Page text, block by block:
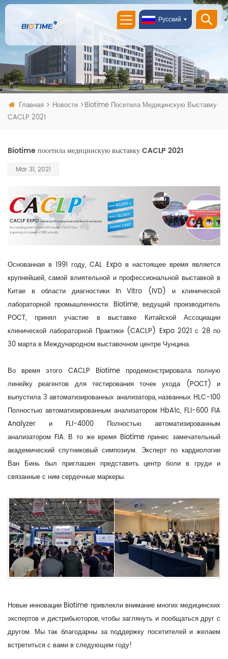
Русский
Главная Новости
Biotime Посетила Медицинскую Выставку
CACLP 2021
Biotime посетила медицинскую выставку CACLP 2021
Mar 31, 2021
Основанная в 1991 году, CAL Expo в настоящее время является
крупнейшей, самой влиятельной и профессиональной выставкой в
Китае в области диагностики In Vitro (IVD) и клинической
лабораторной промышленности. Biotime, ведущий производитель
POCT, принял участие в выставке Китайской Ассоциации
клинической лабораторной Практики (CACLP) Expo 2021 с 28 по
30 марта в Международном выставочном центре Чунцина.
Во время этого CACLP Biotime продемонстрировала полную
линейку реагентов для тестирования точек ухода (POCT) и
выпустила 3 автоматизированных анализатора, названных HLC-100
Полностью автоматизированным анализатором HbA1c, FLI-600 FIA
Analyzer и FLI-4000 Полностью автоматизированным
анализатором FIA. В то же время Biotime принес замечательный
академический спутниковый симпозиум. Эксперт по кардиологии
Ван Бинь был приглашен представить центр боли в груди и
связанные с ним сердечные маркеры.
Новые инновации Biotime привлекли внимание многих медицинских
экспертов и дистрибьюторов, чтобы заглянуть и пообщаться друг с
другом. Мы так благодарны за поддержку посетителей и желаем
встретиться с вами в следующем году!